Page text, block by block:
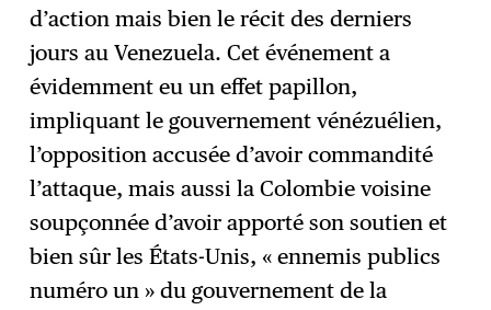
d’action mais bien le récit des derniers
jours au Venezuela. Cet événement a
évidemment eu un effet papillon,
impliquant le gouvernement vénézuélien,
l’opposition accusée d’avoir commandité
l’attaque, mais aussi la Colombie voisine
soupçonnée d’avoir apporté son soutien et
bien sûr les États-Unis, « ennemis publics
numéro un » du gouvernement de la